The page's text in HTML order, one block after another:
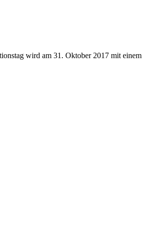
wird am 31. Oktober 2017 mit einem